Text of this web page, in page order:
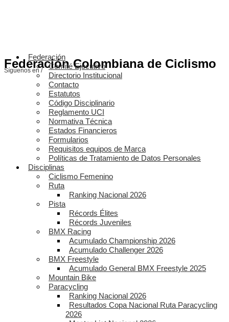
Federación Colombiana de Ciclismo
Síguenos en /
Federación
Comité Ejecutivo
Directorio Institucional
Contacto
Estatutos
Código Disciplinario
Reglamento UCI
Normativa Técnica
Estados Financieros
Formularios
Requisitos equipos de Marca
Políticas de Tratamiento de Datos Personales
Disciplinas
Ciclismo Femenino
Ruta
Ranking Nacional 2026
Pista
Récords Élites
Récords Juveniles
BMX Racing
Acumulado Championship 2026
Acumulado Challenger 2026
BMX Freestyle
Acumulado General BMX Freestyle 2025
Mountain Bike
Paracycling
Ranking Nacional 2026
Resultados Copa Nacional Ruta Paracycling
2026